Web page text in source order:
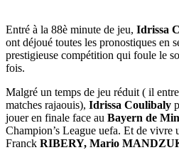
Entré à la 88è minute de jeu, Idrissa
ont déjoué toutes les pronostiques en
prestigieuse compétition qui foule le
fois.
Malgré un temps de jeu réduit ( il
matches rajaouis), Idrissa Coulibaly
jouer en finale face au Bayern de
Champion’s League uefa. Et de vivre
Franck RIBERY, Mario